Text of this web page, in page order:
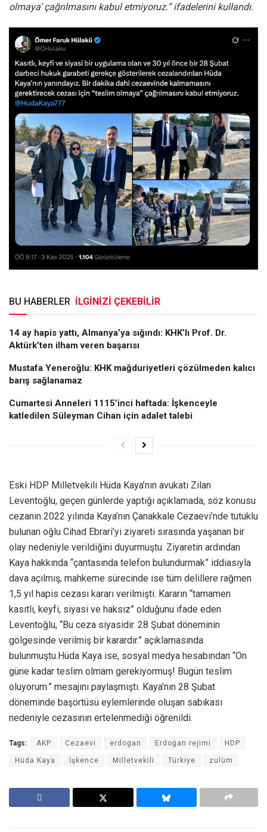
olmaya’ çağrılmasını kabul etmiyoruz.” ifadelerini kullandı.
BU HABERLER İLGİNİZİ ÇEKEBİLİR
14 ay hapis yattı, Almanya’ya sığındı: KHK’lı Prof. Dr.
Aktürk’ten ilham veren başarısı
Mustafa Yeneroğlu: KHK mağduriyetleri çözülmeden kalıcı
barış sağlanamaz
Cumartesi Anneleri 1115’inci haftada: İşkenceyle
katledilen Süleyman Cihan için adalet talebi
Eski HDP Milletvekili Hüda Kaya’nın avukatı Zilan
Leventoğlu, geçen günlerde yaptığı açıklamada, söz konusu
cezanın 2022 yılında Kaya’nın Çanakkale Cezaevi’nde tutuklu
bulunan oğlu Cihad Ebrari’yi ziyareti sırasında yaşanan bir
olay nedeniyle verildiğini duyurmuştu. Ziyaretin ardından
Kaya hakkında “çantasında telefon bulundurmak” iddiasıyla
dava açılmış, mahkeme sürecinde ise tüm delillere rağmen
1,5 yıl hapis cezası kararı verilmişti. Kararın “tamamen
kasıtlı, keyfi, siyasi ve haksız” olduğunu ifade eden
Leventoğlu, “Bu ceza siyasidir. 28 Şubat döneminin
gölgesinde verilmiş bir karardır.” açıklamasında
bulunmuştu.Hüda Kaya ise, sosyal medya hesabından “On
güne kadar teslim olmam gerekiyormuş! Bugün teslim
oluyorum.” mesajını paylaşmıştı. Kaya’nın 28 Şubat
döneminde başörtüsü eylemlerinde oluşan sabıkası
nedeniyle cezasının ertelenmediği öğrenildi.
Tags: AKP Cezaevi erdogan Erdoğan rejimi HDP
Hüda Kaya İşkence Milletvekili Türkiye zulüm